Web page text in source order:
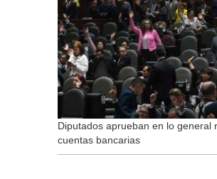
Diputados aprueban en lo general
cuentas bancarias